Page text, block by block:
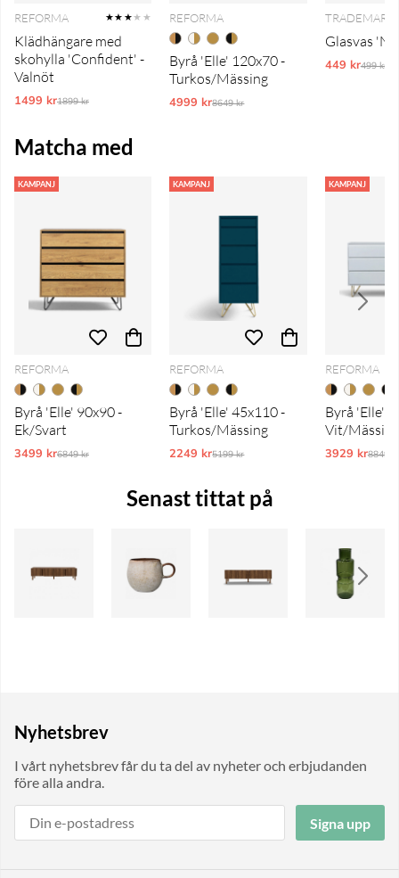
REFORMA ★★★★★
Klädhängare med
skohylla 'Confident' -
Valnöt
1499 krOrdinarie pris:
1899 kr
REFORMA
Byrå 'Elle' 120x70 -
Turkos/Mässing
4999 krOrdinarie pris:
8649 kr
Glasvas
449 kr499 kr
Matcha med
KAMPANJ
REFORMA
Byrå 'Elle' 90x90 -
Ek/Svart
3499 krOrdinarie pris:
6849 kr
KAMPANJ
REFORMA
Byrå 'Elle' 45x110 -
Turkos/Mässing
2249 krOrdinarie pris:
5199 kr
KAMPANJ
REFORMA
Byrå 'Elle'
Vit/Mässing
3929 kr8849 kr
Senast tittat på
Nyhetsbrev
I vårt nyhetsbrev får du ta del av nyheter och erbjudanden
före alla andra.
Signa upp